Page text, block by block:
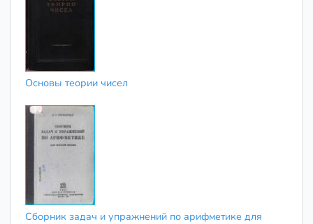
Основы теории чисел
Сборник задач и упражнений по арифметике для